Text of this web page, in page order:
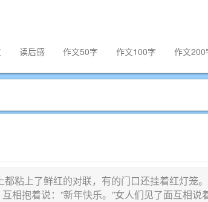
读后感 作文50字 作文100字 作文200
上了鲜红的对联，有的门口还挂着红灯笼。
相抱着说：”新年快乐。”女人们见了面互相说